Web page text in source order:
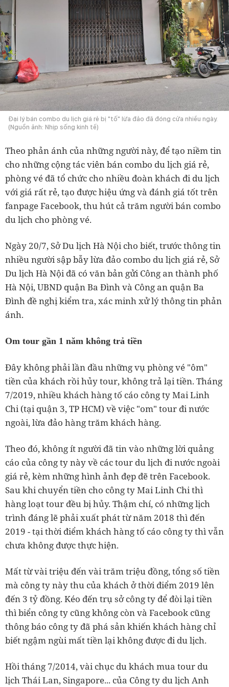
Đại lý bán combo du lịch giá rẻ bị "tố" lừa đảo đã đóng cửa nhiều ngày.
(Nguồn ảnh: Nhịp sống kinh tế)
Theo phản ánh của những người này, để tạo niềm tin
cho những cộng tác viên bán combo du lịch giá rẻ,
phòng vé đã tổ chức cho nhiều đoàn khách đi du lịch
với giá rất rẻ, tạo được hiệu ứng và đánh giá tốt trên
fanpage Facebook, thu hút cả trăm người bán combo
du lịch cho phòng vé.
Ngày 20/7, Sở Du lịch Hà Nội cho biết, trước thông tin
nhiều người sập bẫy lừa đảo combo du lịch giá rẻ, Sở
Du lịch Hà Nội đã có văn bản gửi Công an thành phố
Hà Nội, UBND quận Ba Đình và Công an quận Ba
Đình đề nghị kiểm tra, xác minh xử lý thông tin phản
ánh.
Om tour gần 1 năm không trả tiền
Đây không phải lần đầu những vụ phòng vé "ôm"
tiền của khách rồi hủy tour, không trả lại tiền. Tháng
7/2019, nhiều khách hàng tố cáo công ty Mai Linh
Chi (tại quận 3, TP HCM) về việc "om" tour đi nước
ngoài, lừa đảo hàng trăm khách hàng.
Theo đó, không ít người đã tin vào những lời quảng
cáo của công ty này về các tour du lịch đi nước ngoài
giá rẻ, kèm những hình ảnh đẹp đẽ trên Facebook.
Sau khi chuyển tiền cho công ty Mai Linh Chi thì
hàng loạt tour đều bị hủy. Thậm chí, có những lịch
trình đáng lẽ phải xuất phát từ năm 2018 thì đến
2019 - tại thời điểm khách hàng tố cáo công ty thì vẫn
chưa không được thực hiện.
Mất từ vài triệu đến vài trăm triệu đồng, tổng số tiền
mà công ty này thu của khách ở thời điểm 2019 lên
đến 3 tỷ đồng. Kéo đến trụ sở công ty để đòi lại tiền
thì biển công ty cũng không còn và Facebook cũng
thông báo công ty đã phá sản khiến khách hàng chỉ
biết ngậm ngùi mất tiền lại không được đi du lịch.
Hồi tháng 7/2014, vài chục du khách mua tour du
lịch Thái Lan, Singapore... của Công ty du lịch Anh